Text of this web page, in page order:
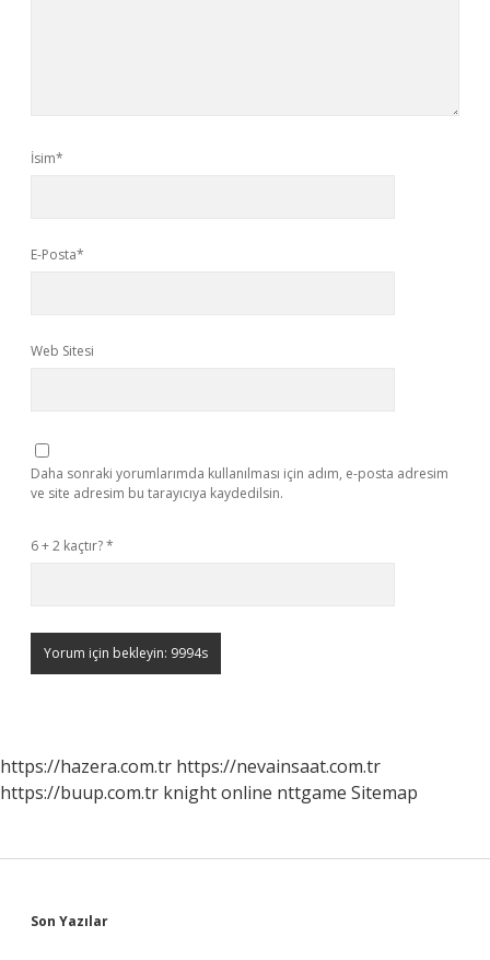
İsim*
E-Posta*
Web Sitesi
Daha sonraki yorumlarımda kullanılması için adım, e-posta adresim
ve site adresim bu tarayıcıya kaydedilsin.
6 + 2 kaçtır?*
https://hazera.com.tr https://nevainsaat.com.tr
https://buup.com.tr knight online nttgame Sitemap
Sidebar
Son Yazılar